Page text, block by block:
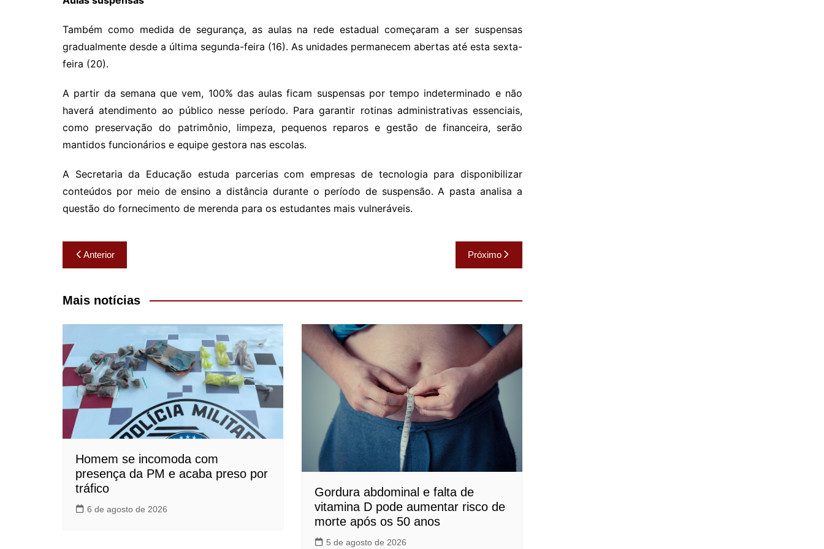
Também como medida de segurança, as aulas na rede estadual começaram a ser suspensas
gradualmente desde a última segunda-feira (16). As unidades permanecem abertas até esta sexta-
feira (20).
A partir da semana que vem, 100% das aulas ficam suspensas por tempo indeterminado e não
haverá atendimento ao público nesse período. Para garantir rotinas administrativas essenciais,
como preservação do patrimônio, limpeza, pequenos reparos e gestão de financeira, serão
mantidos funcionários e equipe gestora nas escolas.
A Secretaria da Educação estuda parcerias com empresas de tecnologia para disponibilizar
conteúdos por meio de ensino a distância durante o período de suspensão. A pasta analisa a
questão do fornecimento de merenda para os estudantes mais vulneráveis.
Navegação
de
Post
Anterior Próximo
Mais notícias
Homem se incomoda com
presença da PM e acaba preso por
tráfico
6 de agosto de 2026
Gordura abdominal e falta de
vitamina D pode aumentar risco de
morte após os 50 anos
5 de agosto de 2026